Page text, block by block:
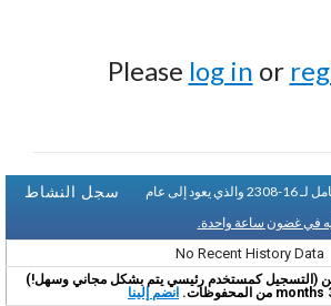
Please log in or
سجل النشاط
هل تريد البحث عن التاريخ الكامل لـ 16-2308 والذي يعود إلى عام
في غضون ساعة واحدة.
No Recent History Data
(التسجيل كمستخدم رئيسي يتم بشكل مجاني وسهل!)
انضم إلينا